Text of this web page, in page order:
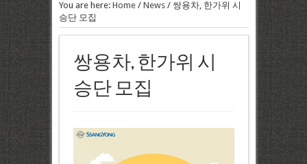
You are here: Home/ News/ 쌍용차, 한가위 시
승단 모집
쌍용차, 한가위 시
승단 모집